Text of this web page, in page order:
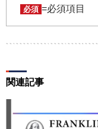
パスワードの第三
用によって生じた
第５条（著作権）
本サイトに掲載さ
社もしくは著作物
必須 =必須項目
関連記事